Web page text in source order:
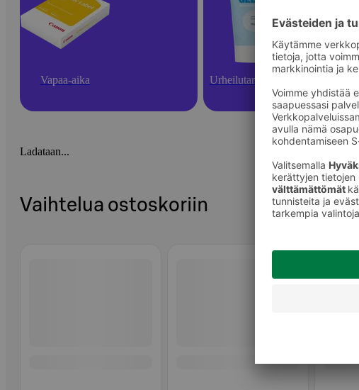
Vapaa-aika Urheilutarvikkeet
Ladataan...
Vaihtelua ostoskoriin